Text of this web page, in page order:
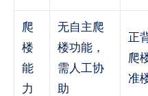
爬
楼
能
力
无自主爬
楼功能，
需人工协
助
正
爬
准